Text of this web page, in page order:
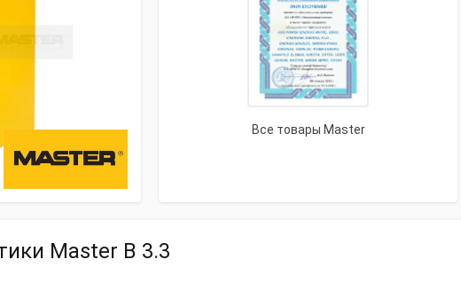
Все товары Master
Master B 3.3